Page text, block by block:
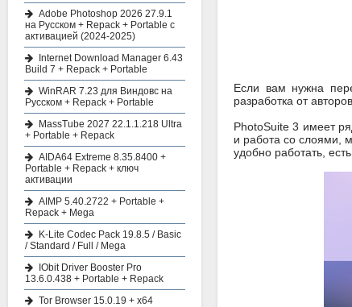
Если вам нужна
разработка от
PhotoSuite 3 имеет
и работа со слоями,
удобно работать,
Adobe Photoshop 2026 27.9.1
на Русском + Repack + Portable с
активацией (2024-2025)
Internet Download Manager 6.43
Build 7 + Repack + Portable
WinRAR 7.23 для Виндовс на
Русском + Repack + Portable
MassTube 2027 22.1.1.218 Ultra
+ Portable + Repack
AIDA64 Extreme 8.35.8400 +
Portable + Repack + ключ
активации
AIMP 5.40.2722 + Portable +
Repack + Mega
K-Lite Codec Pack 19.8.5 / Basic
/ Standard / Full / Mega
IObit Driver Booster Pro
13.6.0.438 + Portable + Repack
Tor Browser 15.0.19 + x64